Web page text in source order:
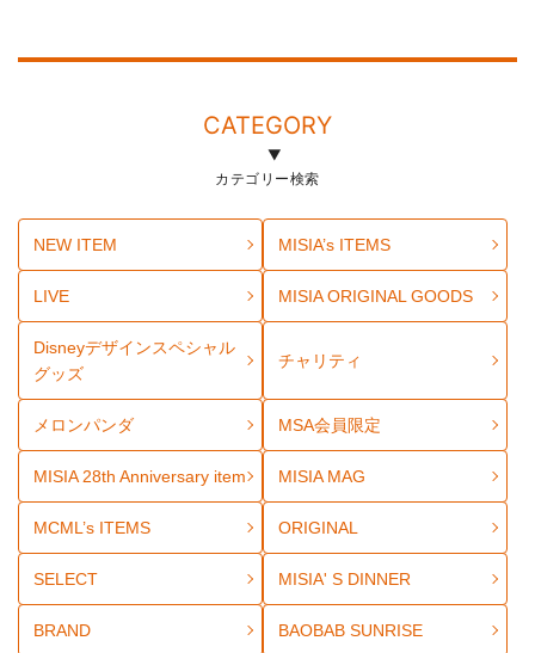
CATEGORY
カテゴリー検索
NEW ITEM MISIA’s ITEMS
LIVE MISIA ORIGINAL GOODS
Disneyデザインスペシャル
グッズ
チャリティ
メロンパンダ MSA会員限定
MISIA 28th Anniversary item MISIA MAG
MCML’s ITEMS ORIGINAL
SELECT MISIA' S DINNER
BRAND BAOBAB SUNRISE